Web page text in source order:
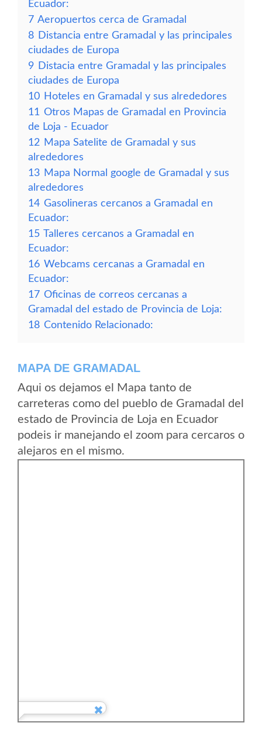
Ecuador:
7 Aeropuertos cerca de Gramadal
8 Distancia entre Gramadal y las principales
ciudades de Europa
9 Distacia entre Gramadal y las principales
ciudades de Europa
10 Hoteles en Gramadal y sus alrededores
11 Otros Mapas de Gramadal en Provincia
de Loja - Ecuador
12 Mapa Satelite de Gramadal y sus
alrededores
13 Mapa Normal google de Gramadal y sus
alrededores
14 Gasolineras cercanos a Gramadal en
Ecuador:
15 Talleres cercanos a Gramadal en
Ecuador:
16 Webcams cercanas a Gramadal en
Ecuador:
17 Oficinas de correos cercanas a
Gramadal del estado de Provincia de Loja:
18 Contenido Relacionado:
MAPA DE GRAMADAL
Aqui os dejamos el Mapa tanto de
carreteras como del pueblo de Gramadal del
estado de Provincia de Loja en Ecuador
podeis ir manejando el zoom para cercaros o
alejaros en el mismo.